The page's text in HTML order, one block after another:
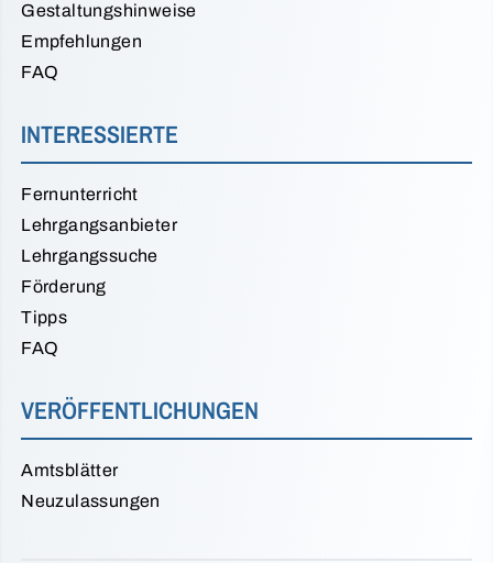
Gestaltungshinweise
Empfehlungen
FAQ
INTERESSIERTE
Fernunterricht
Lehrgangsanbieter
Lehrgangssuche
Förderung
Tipps
FAQ
VERÖFFENTLICHUNGEN
Amtsblätter
Neuzulassungen